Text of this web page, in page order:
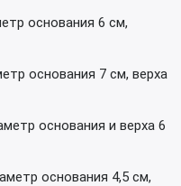
основания 6 см,
основания 7 см, верха
основания и верха 6
основания 4,5 см,